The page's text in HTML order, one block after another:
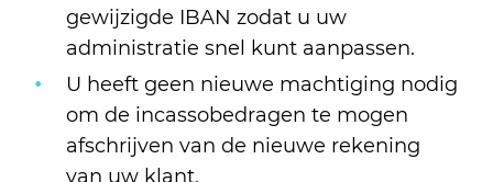
gewijzigde IBAN zodat u uw
administratie snel kunt aanpassen.
U heeft geen nieuwe machtiging nodig
om de incassobedragen te mogen
afschrijven van de nieuwe rekening
van uw klant.